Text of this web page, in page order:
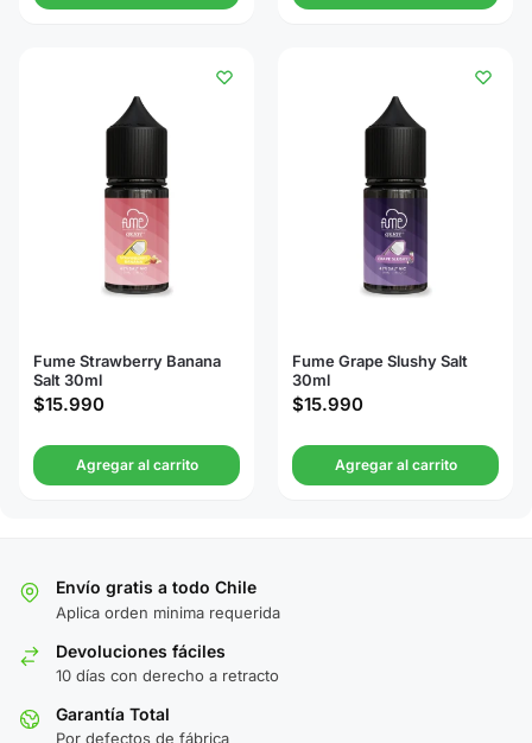
Fume Strawberry Banana
Salt 30ml
$15.990
Agregar al carrito
Fume Grape Slushy Salt
30ml
$15.990
Agregar al carrito
Envío gratis a todo Chile
Aplica orden minima requerida
Devoluciones fáciles
10 días con derecho a retracto
Garantía Total
Por defectos de fábrica